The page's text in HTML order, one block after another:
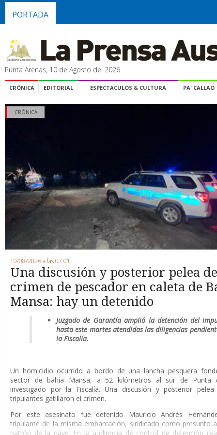
PORTADA
Punta Arenas, 10 de Agosto del 2026
CRÓNICA EDITORIAL ESPECTACULOS & CULTURA PA' CALLAO
CRÓNICA
10/08/2026 a las 07:01
Una discusión y posterior pelea
crimen de pescador en caleta de
Mansa: hay un detenido
Juzgado de Garantía amplió la detención del
hasta este martes atendidas las diligencias
la Fiscalía.
Un homicidio ocurrido a bordo de una lancha pesquera
sector de bahía Mansa, a 52 kilómetros al sur de Punta
investigado por la Fiscalía. Una discusión y posterior
tripulantes gatillaron el crimen.
Por este asesinato fue detenido Mauricio Andrés
tripulante de la misma embarcación, sindicado como presunto
patrón de la nave. En la audiencia de control de detención